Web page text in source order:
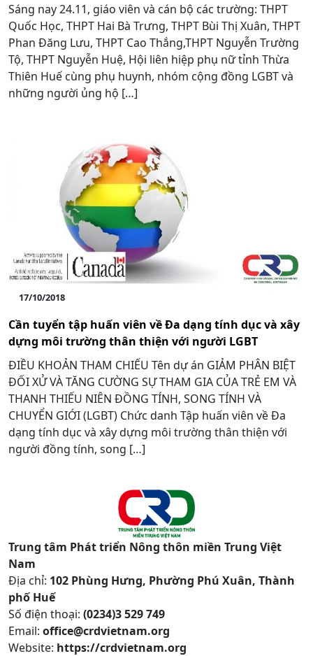
Sáng nay 24.11, giáo viên và cán bộ các trường: THPT
Quốc Học, THPT Hai Bà Trưng, THPT Bùi Thị Xuân, THPT
Phan Đăng Lưu, THPT Cao Thắng,THPT Nguyễn Trường
Tộ, THPT Nguyễn Huệ, Hội liên hiệp phụ nữ tỉnh Thừa
Thiên Huế cùng phụ huynh, nhóm cộng đồng LGBT và
những người ủng hộ […]
17/10/2018
Cần tuyển tập huấn viên về Đa dạng tính dục và xây
dựng môi trường thân thiện với người LGBT
ĐIỀU KHOẢN THAM CHIẾU Tên dự án GIẢM PHÂN BIỆT
ĐỐI XỬ VÀ TĂNG CƯỜNG SỰ THAM GIA CỦA TRẺ EM VÀ
THANH THIẾU NIÊN ĐỒNG TÍNH, SONG TÍNH VÀ
CHUYỂN GIỚI (LGBT) Chức danh Tập huấn viên về Đa
dạng tính dục và xây dựng môi trường thân thiện với
người đồng tính, song […]
Trung tâm Phát triển Nông thôn miền Trung Việt
Nam
Địa chỉ: 102 Phùng Hưng, Phường Phú Xuân, Thành
phố Huế
Số điện thoại: (0234)3 529 749
Email: office@crdvietnam.org
Website: https://crdvietnam.org